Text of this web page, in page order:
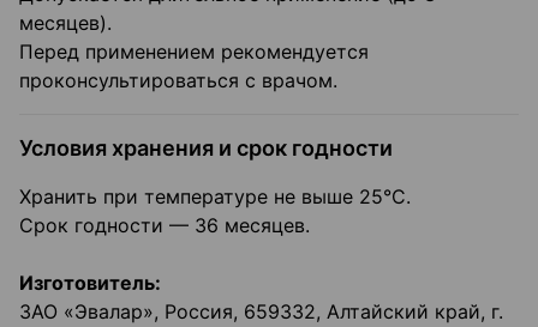
месяцев).
Перед применением рекомендуется
проконсультироваться с врачом.
Условия хранения и срок годности
Хранить при температуре не выше 25°C.
Срок годности — 36 месяцев.
Изготовитель:
ЗАО «Эвалар», Россия, 659332, Алтайский край, г.